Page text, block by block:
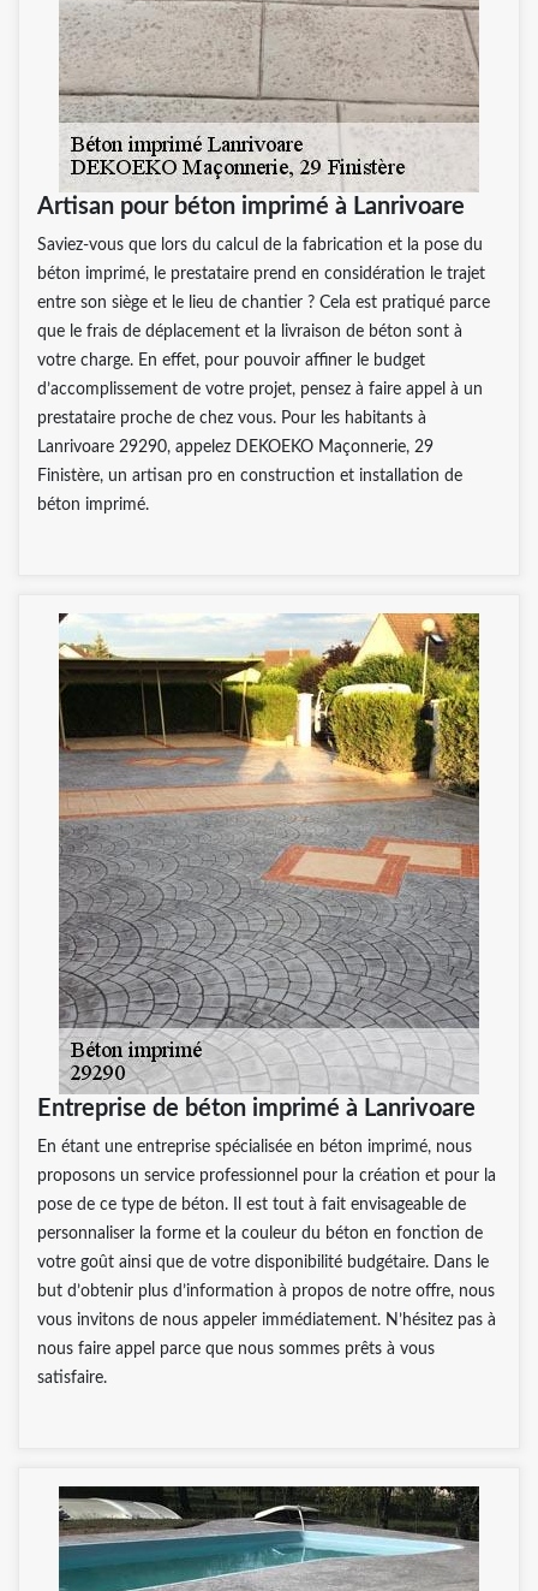
Artisan pour béton imprimé à Lanrivoare
Saviez-vous que lors du calcul de la fabrication et la pose du
béton imprimé, le prestataire prend en considération le trajet
entre son siège et le lieu de chantier ? Cela est pratiqué parce
que le frais de déplacement et la livraison de béton sont à
votre charge. En effet, pour pouvoir affiner le budget
d’accomplissement de votre projet, pensez à faire appel à un
prestataire proche de chez vous. Pour les habitants à
Lanrivoare 29290, appelez DEKOEKO Maçonnerie, 29
Finistère, un artisan pro en construction et installation de
béton imprimé.
Entreprise de béton imprimé à Lanrivoare
En étant une entreprise spécialisée en béton imprimé, nous
proposons un service professionnel pour la création et pour la
pose de ce type de béton. Il est tout à fait envisageable de
personnaliser la forme et la couleur du béton en fonction de
votre goût ainsi que de votre disponibilité budgétaire. Dans le
but d’obtenir plus d’information à propos de notre offre, nous
vous invitons de nous appeler immédiatement. N’hésitez pas à
nous faire appel parce que nous sommes prêts à vous
satisfaire.